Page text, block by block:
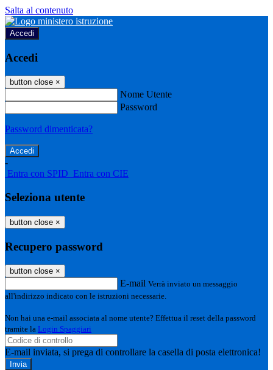
Salta al contenuto
Accedi
Accedi
button close ×
Nome Utente
Password
Password dimenticata?
-
Entra con SPID Entra con CIE
Seleziona utente
button close ×
Recupero password
button close ×
E-mail Verrà inviato un messaggio
all'indirizzo indicato con le istruzioni necessarie.
Non hai una e-mail associata al nome utente? Effettua il reset della password
tramite la Login Spaggiari
E-mail inviata, si prega di controllare la casella di posta elettronica!